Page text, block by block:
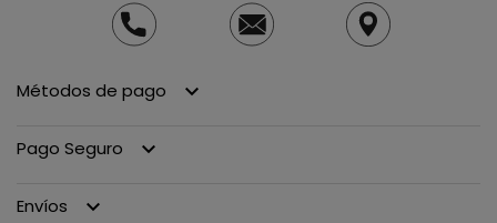
Métodos de pago keyboard_arrow_down
Pago Seguro keyboard_arrow_down
Envíos keyboard_arrow_down